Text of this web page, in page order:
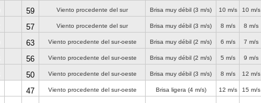
59 Viento procedente del sur Brisa muy débil (3 m/s) 10 m/s 10 m/s
57 Viento procedente del sur Brisa muy débil (3 m/s) 8 m/s 8 m/s
63 Viento procedente del sur-oeste Brisa muy débil (2 m/s) 6 m/s 7 m/s
56 Viento procedente del sur-oeste Brisa muy débil (2 m/s) 5 m/s 9 m/s
50 Viento procedente del sur-oeste Brisa muy débil (3 m/s) 8 m/s 12 m/s
47 Viento procedente del sur-oeste Brisa ligera (4 m/s) 12 m/s 15 m/s